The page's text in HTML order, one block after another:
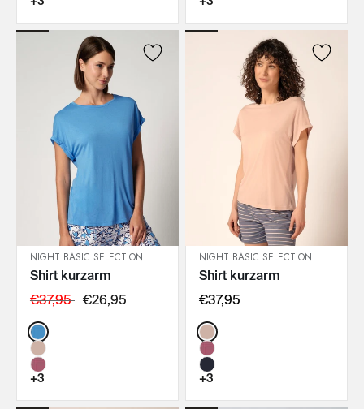
IN DEN WARENKORB
NIGHT BASIC SELECTION
Shirt kurzarm
€37,95 €26,95
Color:
+3
IN DEN WARENKORB
NIGHT BASIC SELECTION
Shirt kurzarm
€37,95
Color:
+3